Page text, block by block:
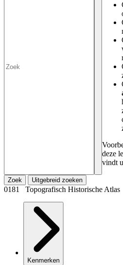
deze
vindt u
Zoek Uitgebreid zoeken
0181 Topografisch Historische Atlas
Kenmerken